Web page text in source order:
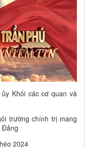
Khối các cơ quan và
trường chính trị mang
Đảng
2024